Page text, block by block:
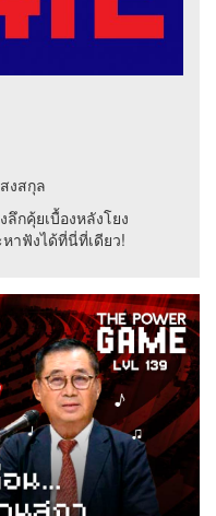
งสกุล
กคุ้ยเบื้องหลังโยง
าฟังได้ที่นี่ที่เดียว!